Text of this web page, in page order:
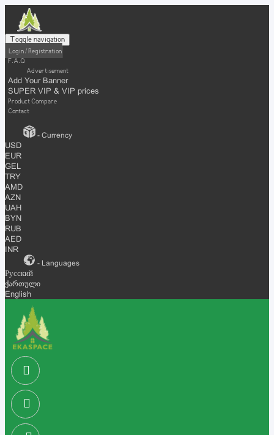
Toggle navigation
Login / Registration
F.A.Q
Advertisement
Add Your Banner
SUPER VIP & VIP prices
Product Compare
Contact
- Currency
USD
EUR
GEL
TRY
AMD
AZN
UAH
BYN
RUB
AED
INR
- Languages
Русский
ქართული
English